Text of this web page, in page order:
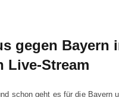
gegen Bayern
Live-Stream
schon geht es für die Bayern